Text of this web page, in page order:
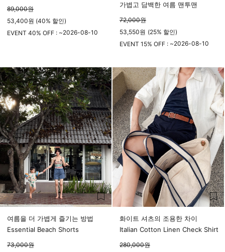
89,000원
53,400원 (40% 할인)
EVENT 40% OFF : ~2026-08-10
가볍고 담백한 여름 맨투맨
72,000원
53,550원 (25% 할인)
EVENT 15% OFF : ~2026-08-10
여름을 더 가볍게 즐기는 방법
Essential Beach Shorts
73,000원
화이트 셔츠의 조용한 차이
Italian Cotton Linen Check Shirt
280,000원